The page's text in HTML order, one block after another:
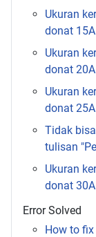
Ukuran
donat 15A
Ukuran
donat 20A
Ukuran
donat 25A
Tidak
tulisan
Ukuran
donat 30A
Error Solved
How to